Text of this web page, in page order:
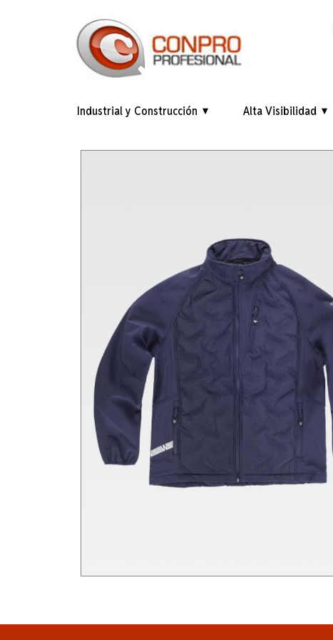
Industrial y Construcción Alta Visibilidad